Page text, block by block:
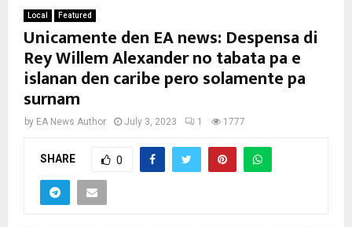
Local Featured
Unicamente den EA news: Despensa di
Rey Willem Alexander no tabata pa e
islanan den caribe pero solamente pa
surnam
by EA News Author July 3, 2023 1 1777
SHARE 0